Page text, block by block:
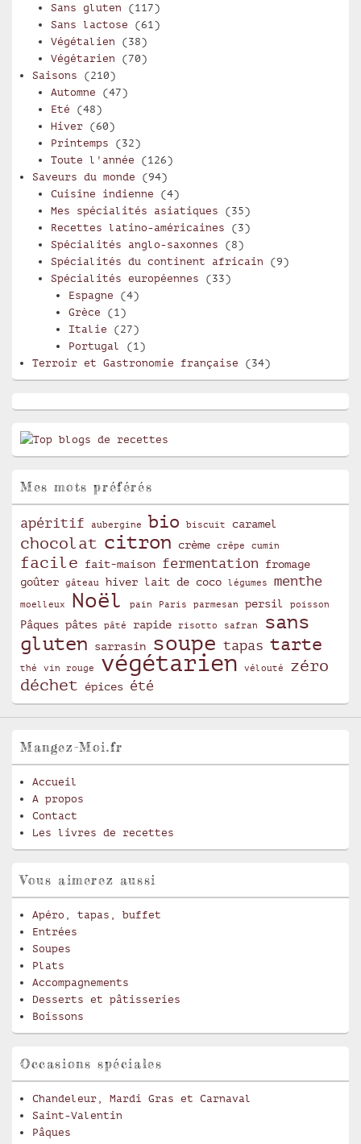
Sans gluten (117)
Sans lactose (61)
Végétalien (38)
Végétarien (70)
Saisons (210)
Automne (47)
Eté (48)
Hiver(60)
Printemps (32)
Toute l'année (126)
Saveurs du monde (94)
Cuisine indienne (4)
Mes spécialités asiatiques (35)
Recettes latino-américaines (3)
Spécialités anglo-saxonnes (8)
Spécialités du continent africain (9)
Spécialités européennes (33)
Espagne (4)
Grèce (1)
Italie (27)
Portugal
(1)
Terroir et Gastronomie française (34)
Mes mots préférés
apéritif aubergine bio biscuit caramel
chocolat citron crème crêpe cumin
facile fait-maison fermentation
fromage
goûter
gâteau hiver lait de coco légumes menthe
moelleux Noël pain Paris parmesan persil poisson
Pâques pâtes pâté rapide risotto safran
sans
gluten
sarrasin soupe tapas tarte
thé vin rouge végétarien vélouté
zéro
déchet
épices été
Mangez-Moi.fr
Accueil
A propos
Contact
Les livres de recettes
Vous aimerez aussi
Apéro, tapas, buffet
Entrées
Soupes
Plats
Accompagnements
Desserts et pâtisseries
Boissons
Occasions spéciales
Chandeleur, Mardi Gras et Carnaval
Saint-Valentin
Pâques